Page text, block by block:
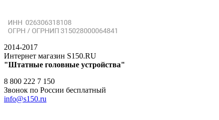
2014-2017
Интернет магазин S150.RU
"Штатные головные устройства"
8 800 222 7 150
Звонок по России бесплатный
info@s150.ru